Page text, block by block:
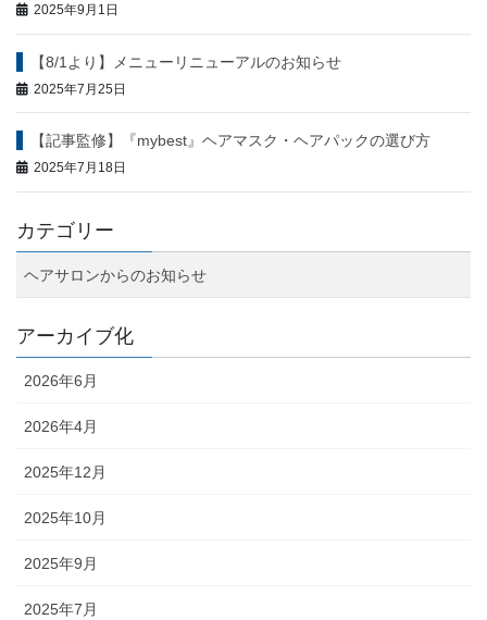
2025年9月1日
【8/1より】メニューリニューアルのお知らせ
2025年7月25日
【記事監修】『mybest』ヘアマスク・ヘアパックの選び方
2025年7月18日
カテゴリー
ヘアサロンからのお知らせ
アーカイブ化
2026年6月
2026年4月
2025年12月
2025年10月
2025年9月
2025年7月